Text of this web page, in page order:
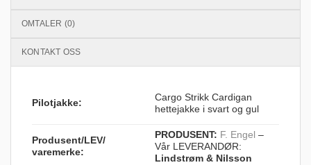
OMTALER (0)
KONTAKT OSS
Pilotjakke:
Cargo Strikk Cardigan
hettejakke i svart og gul
Produsent/LEV/
varemerke:
PRODUSENT: F. Engel –
Vår LEVERANDØR:
Lindstrøm & Nilsson